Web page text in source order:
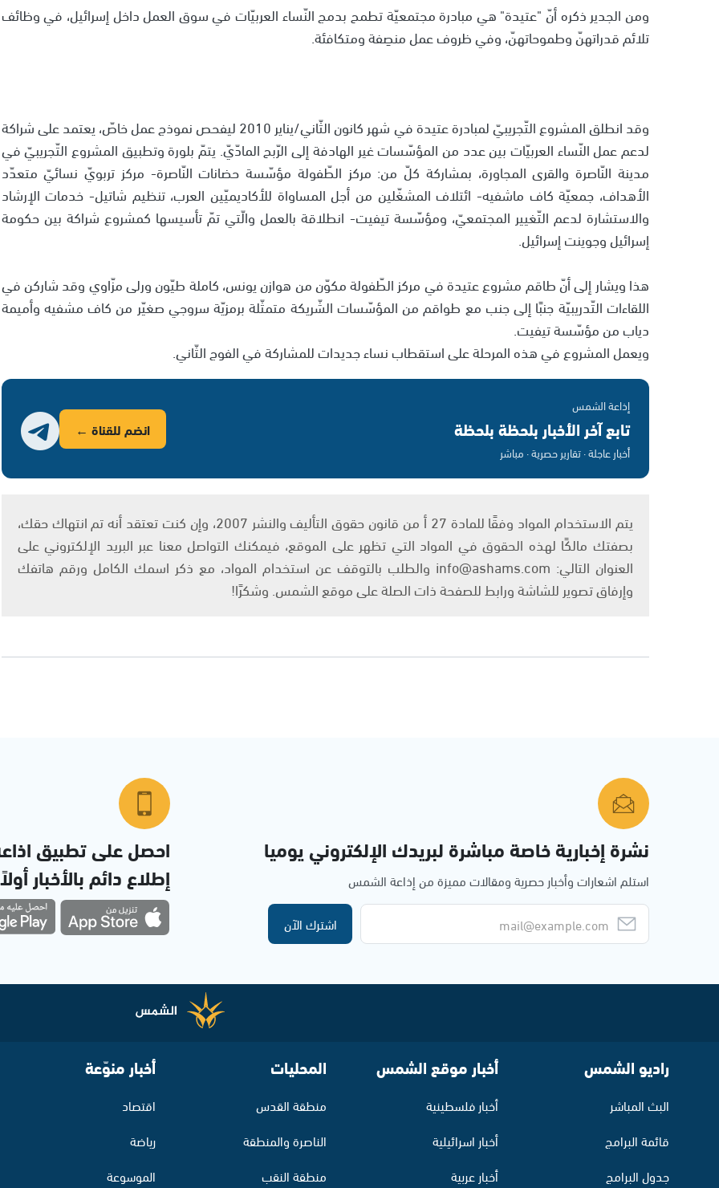
ومن الجدير ذكره أنّ "عتيدة" هي مبادرة مجتمعيّة تطمح بدمج النّساء العربيّات في سوق العمل داخل إسرائيل، في وظائف
تلائم قدراتهنّ وطموحاتهنّ، وفي ظروف عمل منصِفة ومتكافئة.
وقد انطلق المشروع التّجريبيّ لمبادرة عتيدة في شهر كانون الثّاني/يناير 2010 ليفحص نموذج عمل خاصّ، يعتمد على شراكة
لدعم عمل النّساء العربيّات بين عدد من المؤسّسات غير الهادفة إلى الرّبح المادّيّ. يتمّ بلورة وتطبيق المشروع التّجريبيّ في
مدينة النّاصرة والقرى المجاورة، بمشاركة كلّ من: مركز الطّفولة مؤسّسة حضانات النّاصرة- مركز تربويّ نسائيّ متعدّد
الأهداف، جمعيّة كاف ماشفيه- ائتلاف المشغّلين من أجل المساواة للأكاديميّين العرب، تنظيم شاتيل- خدمات الإرشاد
والاستشارة لدعم التّغيير المجتمعيّ، ومؤسّسة تيفيت- انطلاقة بالعمل والّتي تمّ تأسيسها كمشروع شراكة بين حكومة
إسرائيل وجوينت إسرائيل.
هذا ويشار إلى أنّ طاقم مشروع عتيدة في مركز الطّفولة مكوّن من هوازن يونس، كاملة طيّون ورلى مزّاوي وقد شاركن في
اللقاءات التّدريبيّة جنبًا إلى جنب مع طواقم من المؤسّسات الشّريكة متمثّلة برمزيّة سروجي صغيّر من كاف مشفيه وأميمة
دياب من مؤسّسة تيفيت.
ويعمل المشروع في هذه المرحلة على استقطاب نساء جديدات للمشاركة في الفوج الثّاني.
إذاعة الشمس
تابع آخر الأخبار بلحظة بلحظة
أخبار عاجلة · تقارير حصرية · مباشر
انضم للقناة ←
يتم الاستخدام المواد وفقًا للمادة 27 أ من قانون حقوق التأليف والنشر 2007، وإن كنت تعتقد أنه تم انتهاك حقك،
بصفتك مالكًا لهذه الحقوق في المواد التي تظهر على الموقع، فيمكنك التواصل معنا عبر البريد الإلكتروني على
العنوان التالي: info@ashams.com والطلب بالتوقف عن استخدام المواد، مع ذكر اسمك الكامل ورقم هاتفك
وإرفاق تصوير للشاشة ورابط للصفحة ذات الصلة على موقع الشمس. وشكرًا!
نشرة إخبارية خاصة مباشرة لبريدك الإلكتروني يوميا
استلم اشعارات وأخبار حصرية ومقالات مميزة من إذاعة الشمس
اشترك الآن
احصل على تطبيق
إطلاع دائم بالأخبار
راديو الشمس
البث المباشر
قائمة البرامج
جدول البرامج
أخبار موقع الشمس
أخبار فلسطينية
أخبار اسرائيلية
أخبار عربية
المحليات
منطقة القدس
الناصرة والمنطقة
منطقة النقب
أخبار منوّعة
اقتصاد
رياضة
الموسوعة